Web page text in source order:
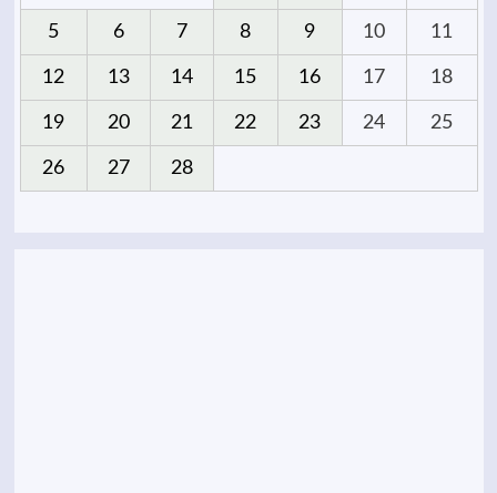
5 6 7 8 9 10 11
12 13 14 15 16 17 18
19 20 21 22 23 24 25
26 27 28